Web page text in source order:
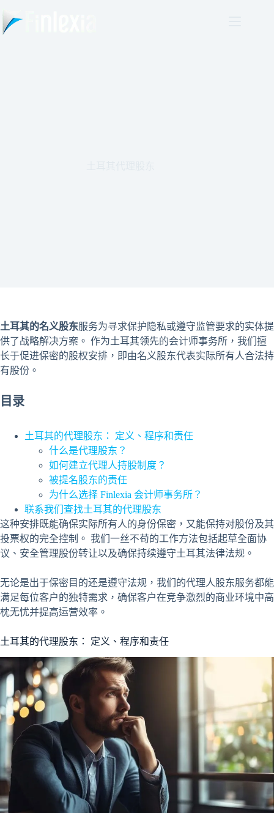
至
主
土耳其的名义股东服务为寻求保护隐私或遵守监管要求的实体提
供了战略解决方案。 作为土耳其领先的会计师事务所，我们擅
长于促进保密的股权安排，即由名义股东代表实际所有人合法持
有股份。
目录
土耳其的代理股东： 定义、程序和责任
什么是代理股东？
如何建立代理人持股制度？
被提名股东的责任
为什么选择 Finlexia 会计师事务所？
联系我们查找土耳其的代理股东
这种安排既能确保实际所有人的身份保密，又能保持对股份及其
投票权的完全控制。 我们一丝不苟的工作方法包括起草全面协
议、安全管理股份转让以及确保持续遵守土耳其法律法规。
无论是出于保密目的还是遵守法规，我们的代理人股东服务都能
满足每位客户的独特需求，确保客户在竞争激烈的商业环境中高
枕无忧并提高运营效率。
土耳其的代理股东： 定义、程序和责任